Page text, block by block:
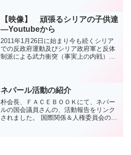
梁会長の覚書によれば...
【映像】 頑張るシリアの子供達
―Youtubeから
2011年1月26日に始まり今も続くシリア
での反政府運動及びシリア政府軍と反体
制派による武力衝突（事実上の内戦）に
に１人が怪...
ネパール活動の紹介
朴会長、ＦＡＣＥＢＯＯＫにて、ネパー
ルの国会議員さんの、活動報告をリンク
されました。 国際関係＆人権委員会の様